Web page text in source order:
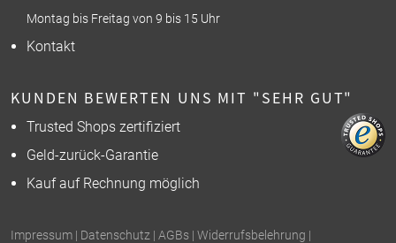
Montag bis Freitag von 9 bis 15 Uhr
Kontakt
KUNDEN BEWERTEN UNS MIT "SEHR GUT"
Trusted Shops zertifiziert
Geld-zurück-Garantie
Kauf auf Rechnung möglich
Impressum | Datenschutz | AGBs | Widerrufsbelehrung |